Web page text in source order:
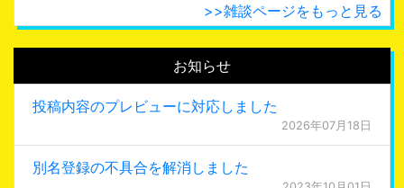
>>雑談ページをもっと見る
お知らせ
投稿内容のプレビューに対応しました
2026年07月18日
別名登録の不具合を解消しました